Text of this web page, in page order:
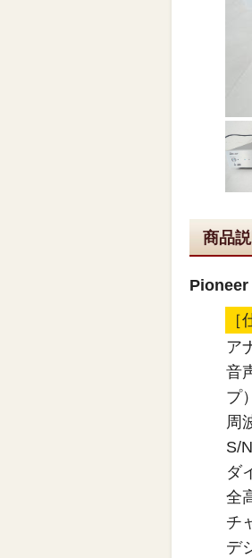
商品
［
ア
音
プ）
周
S/
ダ
全
チ
デ